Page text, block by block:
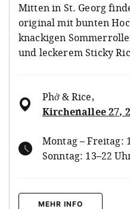
Mitten in St. Georg
original mit bunten
knackigen
und leckerem Sticky
Phở & Rice,
Kirchenallee 27,
Montag – Freitag:
Sonntag: 13–22
MEHR INFO